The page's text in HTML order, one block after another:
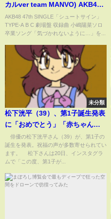
カルver team MANVO) AKB48
(小嶋陽菜ソロ 卒業ソング)
AKB48 47th SINGLE「シュートサイン」
TYPE-A B C 劇場盤 収録曲 小嶋陽菜ソロ
卒業ソング「気づかれないように…」を...
未分類
松下洸平（39）、第1子誕生発表
に「おめでとう」「赤ちゃん…
かわいいですよね」など祝福の
声(ABEMA TIMES)
俳優の松下洸平さん（39）が、第1子の
誕生を発表。祝福の声が多数寄せられてい
ます。 松下さんは20日、インスタグラ
ムで「この度、第1⼦が...